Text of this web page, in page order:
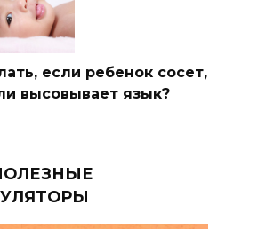
если ребенок сосет,
высовывает язык?